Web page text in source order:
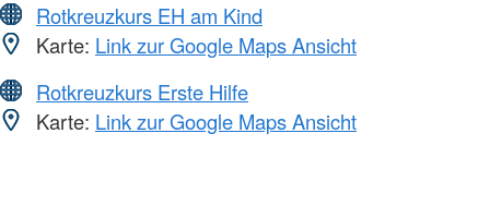
Rotkreuzkurs EH am Kind
Karte: Link zur Google Maps Ansicht
Rotkreuzkurs Erste Hilfe
Karte: Link zur Google Maps Ansicht